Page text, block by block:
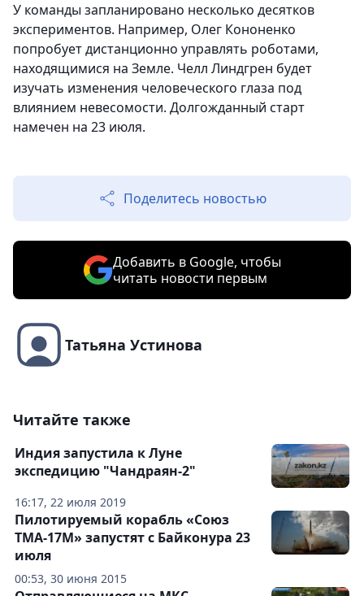
У команды запланировано несколько десятков
экспериментов. Например, Олег Кононенко
попробует дистанционно управлять роботами,
находящимися на Земле. Челл Линдгрен будет
изучать изменения человеческого глаза под
влиянием невесомости. Долгожданный старт
намечен на 23 июля.
Поделитесь новостью
Добавить в Google, чтобы
читать новости первым
Татьяна Устинова
Читайте также
16:17, 22 июля 2019
Индия запустила к Луне
экспедицию "Чандраян-2"
00:53, 30 июня 2015
Пилотируемый корабль «Союз
ТМА-17М» запустят с Байконура 23
июля